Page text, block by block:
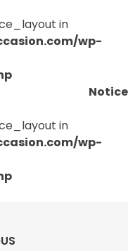
in
wp-
Notice
in
wp-